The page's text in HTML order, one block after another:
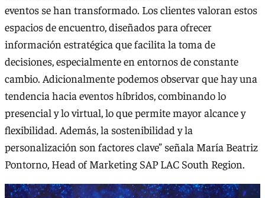
eventos se han transformado. Los clientes valoran estos
espacios de encuentro, diseñados para ofrecer
información estratégica que facilita la toma de
decisiones, especialmente en entornos de constante
cambio. Adicionalmente podemos observar que hay una
tendencia hacia eventos híbridos, combinando lo
presencial y lo virtual, lo que permite mayor alcance y
flexibilidad. Además, la sostenibilidad y la
personalización son factores clave” señala María Beatriz
Pontorno, Head of Marketing SAP LAC South Region.